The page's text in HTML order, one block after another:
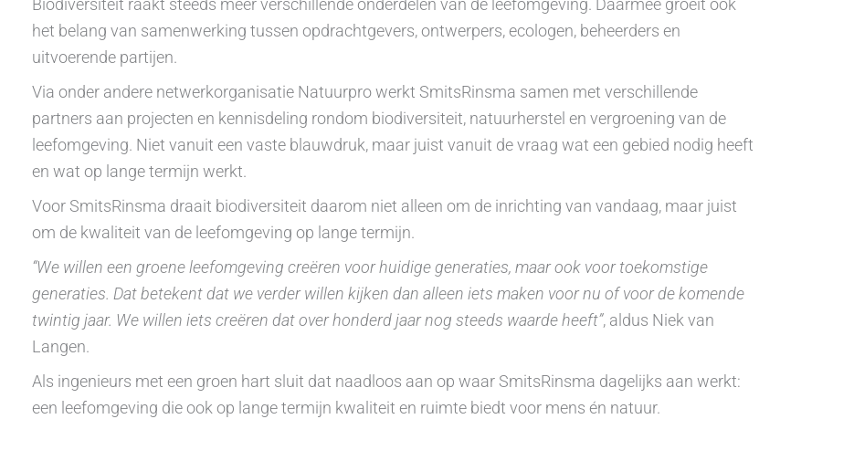
Biodiversiteit raakt steeds meer verschillende onderdelen van de leefomgeving. Daarmee groeit ook
het belang van samenwerking tussen opdrachtgevers, ontwerpers, ecologen, beheerders en
uitvoerende partijen.
Via onder andere netwerkorganisatie Natuurpro werkt SmitsRinsma samen met verschillende
partners aan projecten en kennisdeling rondom biodiversiteit, natuurherstel en vergroening van de
leefomgeving. Niet vanuit een vaste blauwdruk, maar juist vanuit de vraag wat een gebied nodig heeft
en wat op lange termijn werkt.
Voor SmitsRinsma draait biodiversiteit daarom niet alleen om de inrichting van vandaag, maar juist
om de kwaliteit van de leefomgeving op lange termijn.
“We willen een groene leefomgeving creëren voor huidige generaties, maar ook voor toekomstige
generaties. Dat betekent dat we verder willen kijken dan alleen iets maken voor nu of voor de komende
twintig jaar. We willen iets creëren dat over honderd jaar nog steeds waarde heeft”, aldus Niek van
Langen.
Als ingenieurs met een groen hart sluit dat naadloos aan op waar SmitsRinsma dagelijks aan werkt:
een leefomgeving die ook op lange termijn kwaliteit en ruimte biedt voor mens én natuur.